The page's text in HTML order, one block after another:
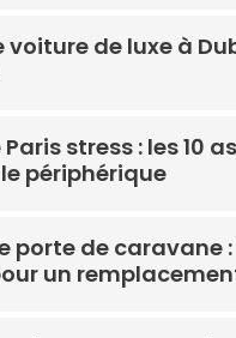
voiture de luxe à
stress : les 10
périphérique
porte de caravane :
un